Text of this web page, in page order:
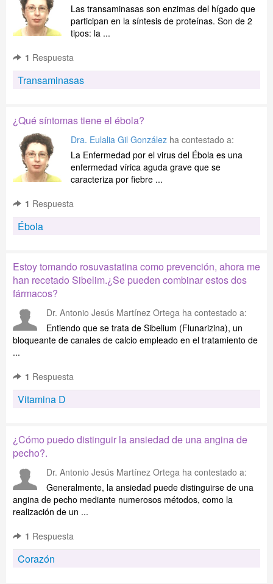
Las transaminasas son enzimas del hígado que
participan en la síntesis de proteínas. Son de 2
tipos: la ...
1 Respuesta
Transaminasas
¿Qué síntomas tiene el ébola?
Dra. Eulalia Gil González ha contestado a:
La Enfermedad por el virus del Ébola es una
enfermedad vírica aguda grave que se
caracteriza por fiebre ...
1 Respuesta
Ébola
Estoy tomando rosuvastatina como prevención, ahora me
han recetado Sibelim.¿Se pueden combinar estos dos
fármacos?
Dr. Antonio Jesús Martínez Ortega ha contestado a:
Entiendo que se trata de Sibelium (Flunarizina), un
bloqueante de canales de calcio empleado en el tratamiento de
...
1 Respuesta
Vitamina D
¿Cómo puedo distinguir la ansiedad de una angina de
pecho?.
Dr. Antonio Jesús Martínez Ortega ha contestado a:
Generalmente, la ansiedad puede distinguirse de una
angina de pecho mediante numerosos métodos, como la
realización de un ...
1 Respuesta
Corazón